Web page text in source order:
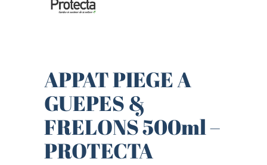
APPAT PIEGE A
GUEPES &
FRELONS 500ml –
PROTECTA